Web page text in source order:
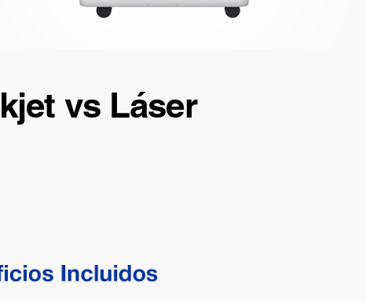
vs Láser